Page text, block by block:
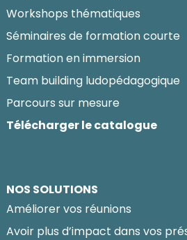
Workshops thématiques
Séminaires de formation courte
Formation en immersion
Team building ludopédagogique
Parcours sur mesure
Télécharger le catalogue
NOS SOLUTIONS
Améliorer vos réunions
Avoir plus d’impact dans vos